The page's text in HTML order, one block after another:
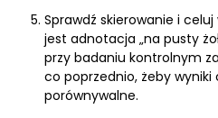
Sprawdź skierowanie i
jest adnotacja „na pusty
przy badaniu kontrolnym
co poprzednio, żeby wyniki
porównywalne.